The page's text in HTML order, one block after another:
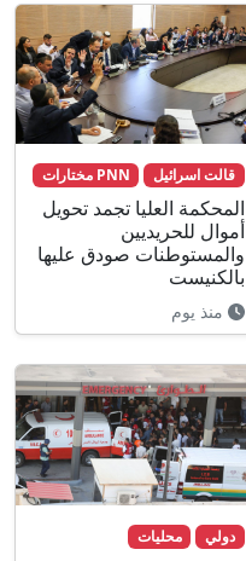
قالت اسرائيل PNN مختارات
المحكمة العليا تجمد تحويل
أموال للحريديين
والمستوطنات صودق عليها
بالكنيست
منذ يوم
دولي محليات